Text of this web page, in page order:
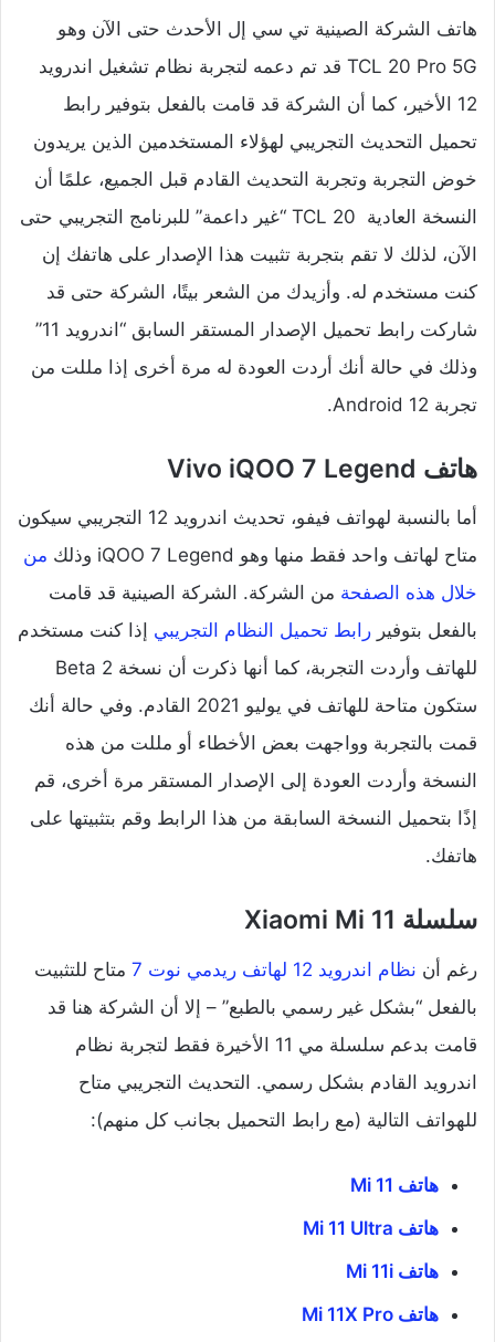
هاتف الشركة الصينية تي سي إل الأحدث حتى الآن وهو
TCL 20 Pro 5G قد تم دعمه لتجربة نظام تشغيل اندرويد
12 الأخير، كما أن الشركة قد قامت بالفعل بتوفير رابط
تحميل التحديث التجريبي لهؤلاء المستخدمين الذين يريدون
خوض التجربة وتجربة التحديث القادم قبل الجميع، علمًا أن
النسخة العادية TCL 20 “غير داعمة” للبرنامج التجريبي حتى
الآن، لذلك لا تقم بتجربة تثبيت هذا الإصدار على هاتفك إن
كنت مستخدم له. وأزيدك من الشعر بيتًا، الشركة حتى قد
شاركت رابط تحميل الإصدار المستقر السابق “اندرويد 11”
وذلك في حالة أنك أردت العودة له مرة أخرى إذا مللت من
تجربة Android 12.
هاتف Vivo iQOO 7 Legend
أما بالنسبة لهواتف فيفو، تحديث اندرويد 12 التجريبي سيكون
متاح لهاتف واحد فقط منها وهو iQOO 7 Legend وذلك
من
خلال هذه الصفحة من الشركة. الشركة الصينية قد قامت
بالفعل بتوفير رابط تحميل النظام التجريبي إذا كنت مستخدم
للهاتف وأردت التجربة، كما أنها ذكرت أن نسخة Beta 2
ستكون متاحة للهاتف في يوليو 2021 القادم. وفي حالة أنك
قمت بالتجربة وواجهت بعض الأخطاء أو مللت من هذه
النسخة وأردت العودة إلى الإصدار المستقر مرة أخرى، قم
إذًا بتحميل النسخة السابقة من هذا الرابط وقم بتثبيتها على
هاتفك.
سلسلة Xiaomi Mi 11
رغم أن نظام اندرويد 12 لهاتف ريدمي نوت 7
متاح للتثبيت
بالفعل “بشكل غير رسمي بالطبع” – إلا أن الشركة هنا قد
قامت بدعم سلسلة مي 11 الأخيرة فقط لتجربة نظام
اندرويد القادم بشكل رسمي. التحديث التجريبي متاح
للهواتف التالية (مع رابط التحميل بجانب كل منهم):
هاتف Mi 11
هاتف Mi 11 Ultra
هاتف Mi 11i
هاتف Mi 11X Pro